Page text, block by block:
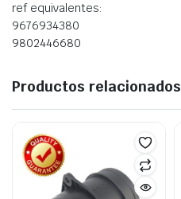
ref equivalentes:
9676934380
9802446680
Productos relacionados